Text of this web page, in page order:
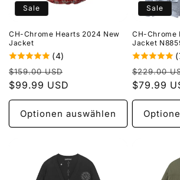
Sale
CH-Chrome Hearts 2024 New
Jacket
(4)
Normaler
Preis
$159.00 USD
Verkaufspreis
$99.99 USD
Optionen auswählen
Sale
CH-Chrome
Jacket
Normaler
Preis
$229.00
$79.99